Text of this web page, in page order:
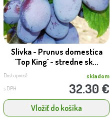
Slivka - Prunus domestica
´Top King´ - stredne sk...
Dostupnosť: skladom
s DPH 32.30 €
Vložiť do košíka